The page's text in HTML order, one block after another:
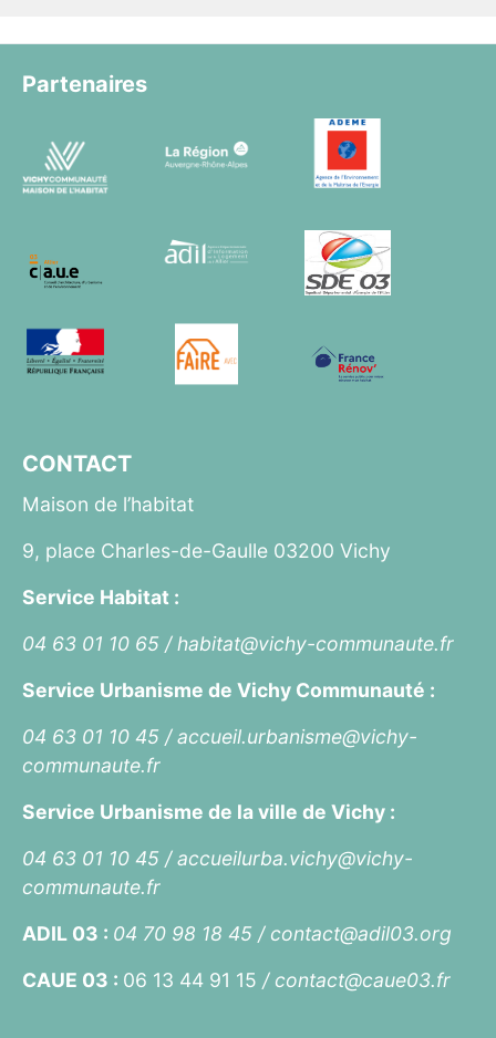
Partenaires
CONTACT
Maison de l’habitat
9, place Charles-de-Gaulle 03200 Vichy
Service Habitat :
04 63 01 10 65 /habitat@vichy-communaute.fr
Service Urbanisme de Vichy Communauté :
04 63 01 10 45 /accueil.urbanisme@vichy-
communaute.fr
Service Urbanisme de la ville de Vichy :
04 63 01 10 45 /accueilurba.vichy@vichy-
communaute.fr
ADIL 03 : 04 70 98 18 45 / contact@adil03.org
CAUE 03 : 06 13 44 91 15 / contact@caue03.fr